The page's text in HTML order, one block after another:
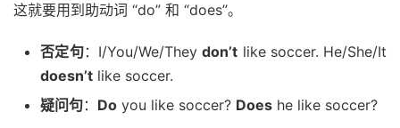
这就要用到助动词 “do” 和 “does”。
否定句：I/You/We/Theydon’t like soccer. He/She/It
doesn’t like soccer.
疑问句： Do you like soccer? Does he like soccer?